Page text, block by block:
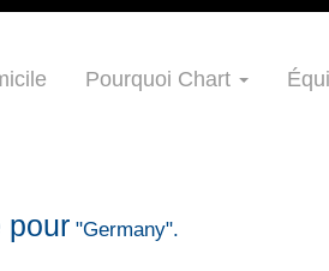
Pourquoi Chart
pour "Germany".